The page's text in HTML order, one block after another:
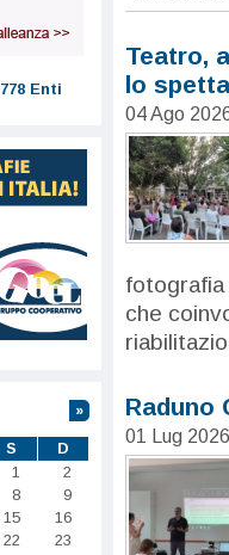
Teatro,
lo
04 Ago
che
Raduno
01 Lug 2026
Pagine
778 Enti
»
S
D
1
2
8
9
15
16
22
23